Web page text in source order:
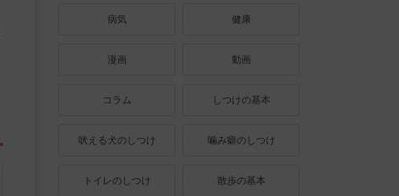
病気 健康
漫画 動画
コラム しつけの基本
吠える犬のしつけ 噛み癖のしつけ
トイレのしつけ 散歩の基本